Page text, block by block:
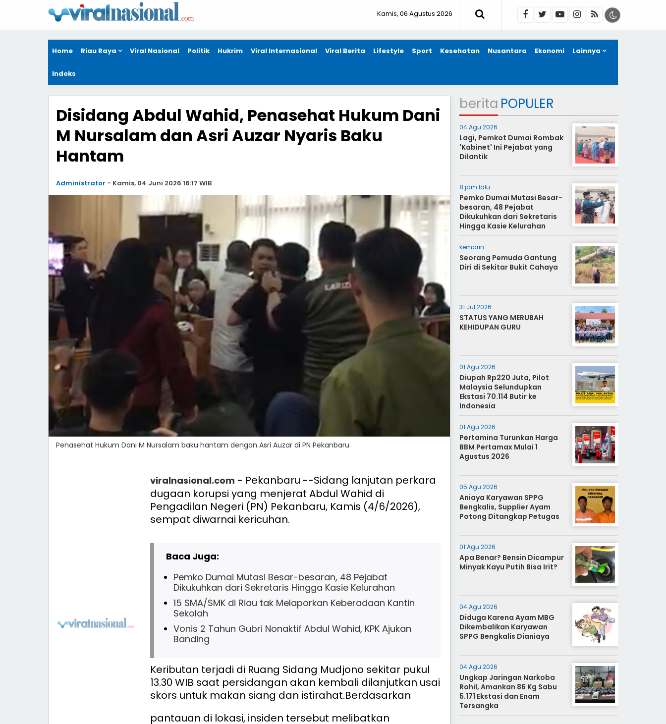
Kamis, 06 Agustus 2026
Home Riau Raya Viral Nasional Politik Hukrim Viral Internasional Viral Berita Lifestyle Sport Kesehatan Nusantara Ekonomi Lainnya
Indeks
Disidang Abdul Wahid, Penasehat Hukum Dani
M Nursalam dan Asri Auzar Nyaris Baku
Hantam
Administrator - Kamis, 04 Juni 2026 16:17 WIB
Penasehat Hukum Dani M Nursalam baku hantam dengan Asri Auzar di PN Pekanbaru
viralnasional.com - Pekanbaru --Sidang lanjutan perkara
dugaan korupsi yang menjerat Abdul Wahid di
Pengadilan Negeri (PN) Pekanbaru, Kamis (4/6/2026),
sempat diwarnai kericuhan.
Baca Juga:
Pemko Dumai Mutasi Besar-besaran, 48 Pejabat
Dikukuhkan dari Sekretaris Hingga Kasie Kelurahan
15 SMA/SMK di Riau tak Melaporkan Keberadaan Kantin
Sekolah
Vonis 2 Tahun Gubri Nonaktif Abdul Wahid, KPK Ajukan
Banding
Keributan terjadi di Ruang Sidang Mudjono sekitar pukul
13.30 WIB saat persidangan akan kembali dilanjutkan usai
skors untuk makan siang dan istirahat.Berdasarkan
pantauan di lokasi, insiden tersebut melibatkan
berita POPULER
04 Agu 2026
Lagi, Pemkot Dumai Rombak
'Kabinet' Ini Pejabat yang
Dilantik
8 jam lalu
Pemko Dumai Mutasi Besar-
besaran, 48 Pejabat
Dikukuhkan dari Sekretaris
Hingga Kasie Kelurahan
kemarin
Seorang Pemuda Gantung
Diri di Sekitar Bukit Cahaya
31 Jul 2026
STATUS YANG MERUBAH
KEHIDUPAN GURU
01 Agu 2026
Diupah Rp220 Juta, Pilot
Malaysia Selundupkan
Ekstasi 70.114 Butir ke
Indonesia
01 Agu 2026
Pertamina Turunkan Harga
BBM Pertamax Mulai 1
Agustus 2026
05 Agu 2026
Aniaya Karyawan SPPG
Bengkalis, Supplier Ayam
Potong Ditangkap Petugas
01 Agu 2026
Apa Benar? Bensin Dicampur
Minyak Kayu Putih Bisa Irit?
04 Agu 2026
Diduga Karena Ayam MBG
Dikembalikan Karyawan
SPPG Bengkalis Dianiaya
04 Agu 2026
Ungkap Jaringan Narkoba
Rohil, Amankan 86 Kg Sabu
5.171 Ekstasi dan Enam
Tersangka